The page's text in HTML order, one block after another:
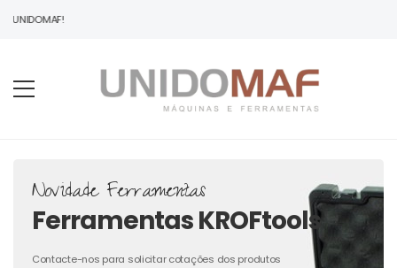
UNIDOMAF!
Novidade Ferramentas
Ferramentas KROFtools
Contacte-nos para solicitar cotações dos produtos